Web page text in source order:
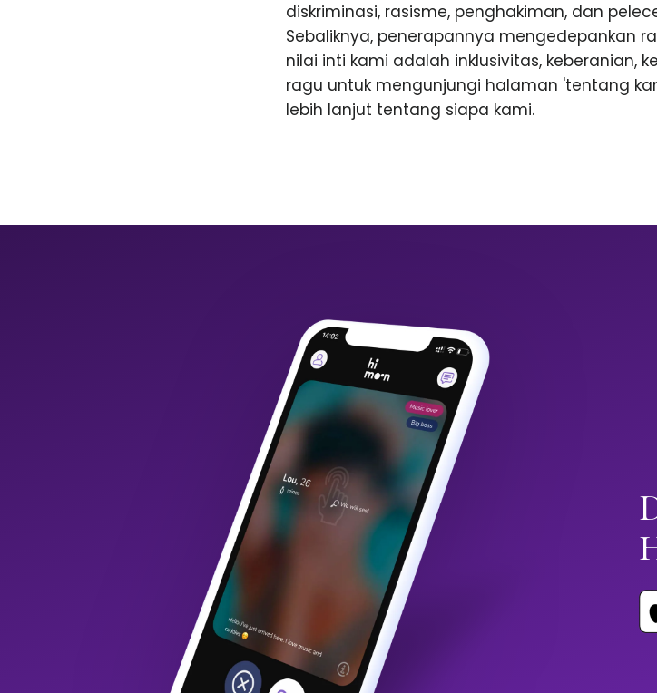
diskriminasi, rasisme, penghakiman, dan
Sebaliknya, penerapannya mengedepankan
nilai inti kami adalah inklusivitas, keberanian,
ragu untuk mengunjungi halaman 'tentang
lebih lanjut tentang siapa kami.